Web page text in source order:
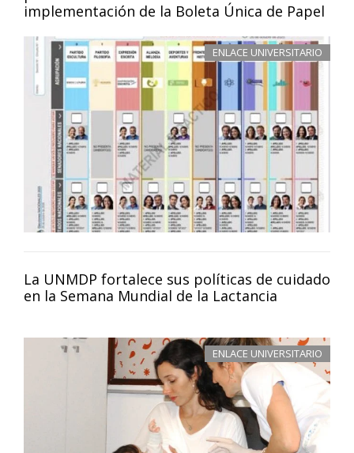
implementación de la Boleta Única de Papel
ENLACE UNIVERSITARIO
La UNMDP fortalece sus políticas de cuidado
en la Semana Mundial de la Lactancia
ENLACE UNIVERSITARIO